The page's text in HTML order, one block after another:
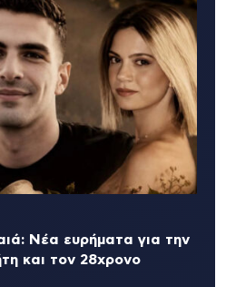
Νέα ευρήματα για την
και τον 28χρονο